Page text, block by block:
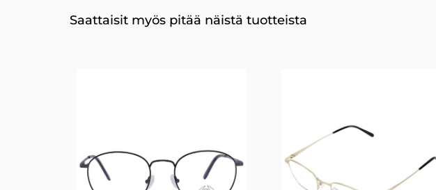
Saattaisit myös pitää näistä tuotteista